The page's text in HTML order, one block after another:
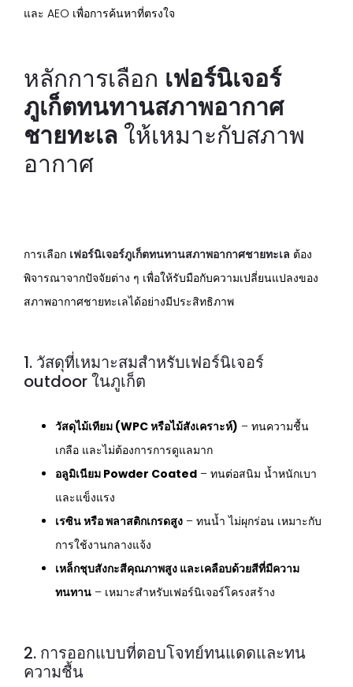
และ AEO เพื่อการค้นหาที่ตรงใจ
หลักการเลือก เฟอร์นิเจอร์
ภูเก็ตทนทานสภาพอากาศ
ชายทะเล ให้เหมาะกับสภาพ
อากาศ
การเลือก เฟอร์นิเจอร์ภูเก็ตทนทานสภาพอากาศชายทะเล ต้อง
พิจารณาจากปัจจัยต่าง ๆ เพื่อให้รับมือกับความเปลี่ยนแปลงของ
สภาพอากาศชายทะเลได้อย่างมีประสิทธิภาพ
1. วัสดุที่เหมาะสมสำหรับเฟอร์นิเจอร์
outdoor ในภูเก็ต
วัสดุไม้เทียม (WPC หรือไม้สังเคราะห์) – ทนความชื้น
เกลือ และไม่ต้องการการดูแลมาก
อลูมิเนียม Powder Coated – ทนต่อสนิม น้ำหนักเบา
และแข็งแรง
เรซิน หรือ พลาสติกเกรดสูง – ทนน้ำ ไม่ผุกร่อน เหมาะกับ
การใช้งานกลางแจ้ง
เหล็กชุบสังกะสีคุณภาพสูง และเคลือบด้วยสีที่มีความ
ทนทาน – เหมาะสำหรับเฟอร์นิเจอร์โครงสร้าง
2. การออกแบบที่ตอบโจทย์ทนแดดและทน
ความชื้น